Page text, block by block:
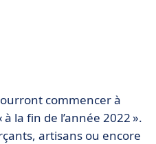
commencer à
la fin de l’année 2022 ».
artisans ou encore